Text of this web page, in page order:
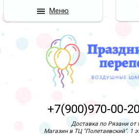
+7(900)970-00-20
Доставка по Рязани от
Магазин в ТЦ "Полетаевский". 1
Меню